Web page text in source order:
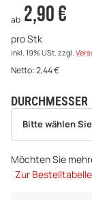
ab 2,90 €
pro Stk
inkl. 19% USt. zzgl.
Netto:2,44€
DURCHMESSER
wählen
Bitte wählen
Möchten Sie
Zur Bestelltabelle